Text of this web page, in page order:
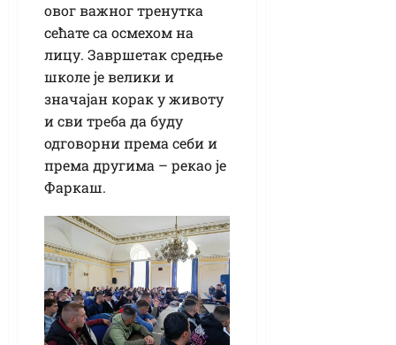
овог важног тренутка
сећате са осмехом на
лицу. Завршетак средње
школе је велики и
значајан корак у животу
и сви треба да буду
одговорни према себи и
према другима – рекао је
Фаркаш.